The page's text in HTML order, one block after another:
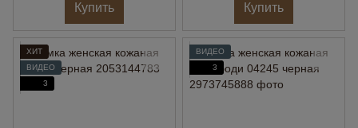
Купить Купить
ХИТ
ВИДЕО
3
ВИДЕО
3